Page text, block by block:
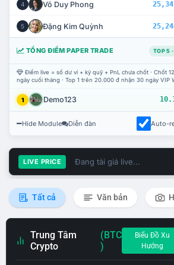
4 Võ Duy Phong
5 Đặng Kim Quỳnh
TỔNG ĐIỂM PAPER TRADE TOP 5
Điểm live = số dư ví + ký quỹ + PnL chưa chốt · Chốt
ngày cuối tháng · Top 1 trên 20.000 đ nhận 30 ngày VIP
1 Demo123
Hide Module Diễn đàn Auto-
LIVE PRICE Đang tải giá live...
Tất cả Văn bản
Trung Tâm
Crypto
(BTC
)
Biểu Đồ Xu
Hướng